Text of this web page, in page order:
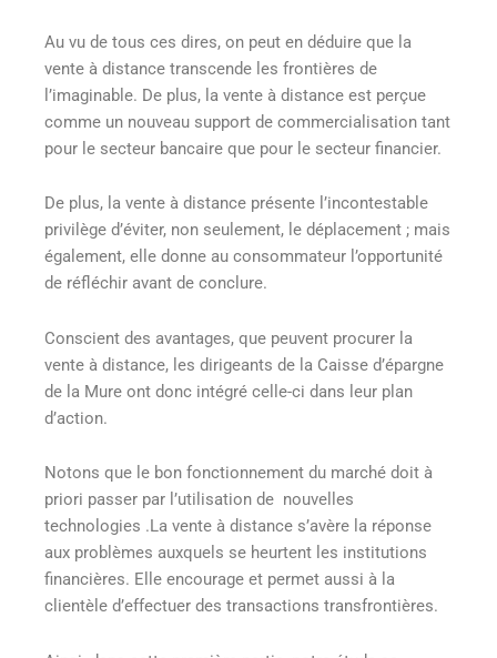
Au vu de tous ces dires, on peut en déduire que la
vente à distance transcende les frontières de
l’imaginable. De plus, la vente à distance est perçue
comme un nouveau support de commercialisation tant
pour le secteur bancaire que pour le secteur financier.
De plus, la vente à distance présente l’incontestable
privilège d’éviter, non seulement, le déplacement ; mais
également, elle donne au consommateur l’opportunité
de réfléchir avant de conclure.
Conscient des avantages, que peuvent procurer la
vente à distance, les dirigeants de la Caisse d’épargne
de la Mure ont donc intégré celle-ci dans leur plan
d’action.
Notons que le bon fonctionnement du marché doit à
priori passer par l’utilisation de nouvelles
technologies .La vente à distance s’avère la réponse
aux problèmes auxquels se heurtent les institutions
financières. Elle encourage et permet aussi à la
clientèle d’effectuer des transactions transfrontières.